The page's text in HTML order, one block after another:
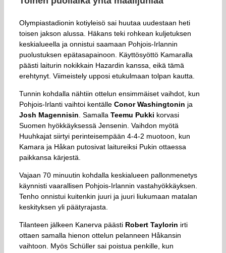
Olympiastadionin kotiyleisö sai huutaa uudestaan heti
toisen jakson alussa. Häkans teki rohkean kuljetuksen
keskialueella ja onnistui saamaan Pohjois-Irlannin
puolustuksen epätasapainoon. Käyttösyöttö Kamaralla
päästi laiturin nokikkain Hazardin kanssa, eikä tämä
erehtynyt. Viimeistely upposi etukulmaan tolpan kautta.
Tunnin kohdalla nähtiin ottelun ensimmäiset vaihdot, kun
Pohjois-Irlanti vaihtoi kentälle Conor Washingtonin ja
Josh Magennisin . Samalla Teemu Pukki korvasi
Suomen hyökkäyksessä Jensenin. Vaihdon myötä
Huuhkajat siirtyi perinteisempään 4-4-2 muotoon, kun
Kamara ja Håkan putosivat laitureiksi Pukin ottaessa
paikkansa kärjestä.
Vajaan 70 minuutin kohdalla keskialueen pallonmenetys
käynnisti vaarallisen Pohjois-Irlannin vastahyökkäyksen.
Tenho onnistui kuitenkin juuri ja juuri liukumaan matalan
keskityksen yli päätyrajasta.
Tilanteen jälkeen Kanerva päästi Robert Taylorin irti
ottaen samalla hienon ottelun pelanneen Håkansin
vaihtoon. Myös Schüller sai poistua penkille, kun